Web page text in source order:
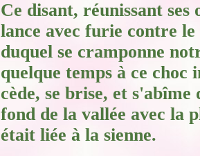
Ce disant, réunissant ses
lance avec furie contre
duquel se cramponne
quelque temps à ce
cède, se brise, et
fond de la vallée avec la
était liée à la sienne.